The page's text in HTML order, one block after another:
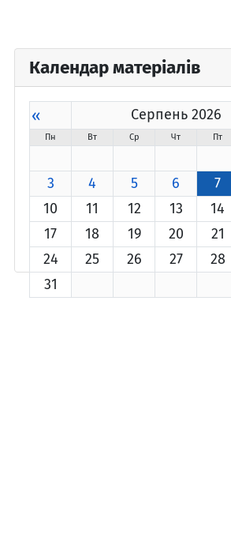
Календар матеріалів
« Серпень 2026
Пн Вт Ср Чт Пт
3
4 5 6 7
10
11 12 13 14
17
18 19 20 21
24
25 26 27 28
31